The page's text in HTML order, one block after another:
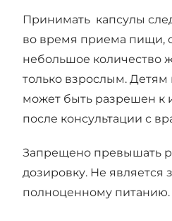
Принимать капсулы
во время приема пищи,
небольшое количество
только взрослым. Детям
может быть разрешен к
после консультации с
Запрещено превышать
дозировку. Не является
полноценному питанию.